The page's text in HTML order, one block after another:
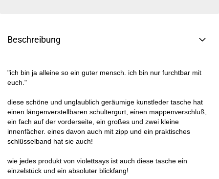
Beschreibung
"ich bin ja alleine so ein guter mensch. ich bin nur furchtbar mit
euch."
diese schöne und unglaublich geräumige kunstleder tasche hat
einen längenverstellbaren schultergurt, einen mappenverschluß,
ein fach auf der vorderseite, ein großes und zwei kleine
innenfächer. eines davon auch mit zipp und ein praktisches
schlüsselband hat sie auch!
wie jedes produkt von violettsays ist auch diese tasche ein
einzelstück und ein absoluter blickfang!